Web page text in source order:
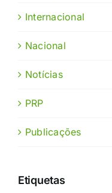
Internacional
Nacional
Notícias
PRP
Publicações
Etiquetas